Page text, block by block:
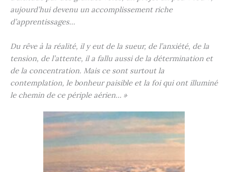
aujourd’hui devenu un accomplissement riche
d’apprentissages…
Du rêve à la réalité, il y eut de la sueur, de l’anxiété, de la
tension, de l’attente, il a fallu aussi de la détermination et
de la concentration. Mais ce sont surtout la
contemplation, le bonheur paisible et la foi qui ont illuminé
le chemin de ce périple aérien… »